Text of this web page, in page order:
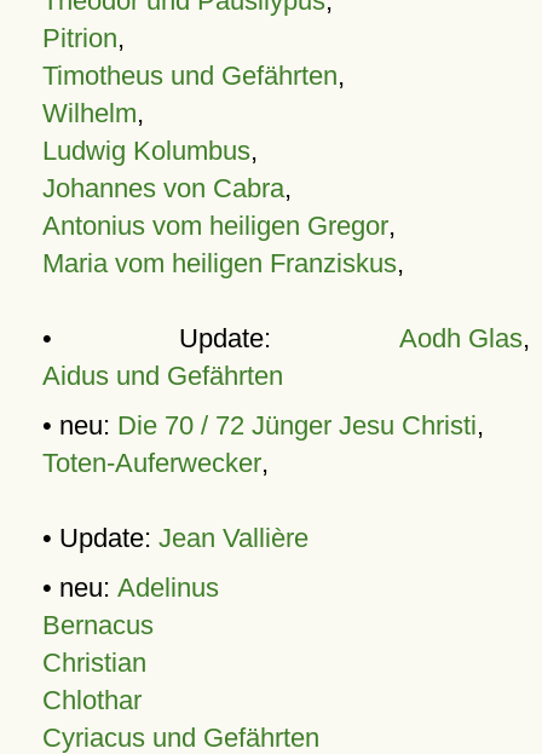
Pitrion,
Timotheus und Gefährten,
Wilhelm,
Ludwig Kolumbus,
Johannes von Cabra,
Antonius vom heiligen Gregor,
Maria vom heiligen Franziskus,
• Update: Aodh Glas,
Aidus und Gefährten
• neu: Die 70 / 72 Jünger Jesu Christi,
Toten-Auferwecker,
• Update: Jean Vallière
• neu: Adelinus
Bernacus
Christian
Chlothar
Cyriacus und Gefährten